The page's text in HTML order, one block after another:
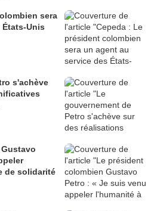
sera
Unis
s'achève
de solidarité